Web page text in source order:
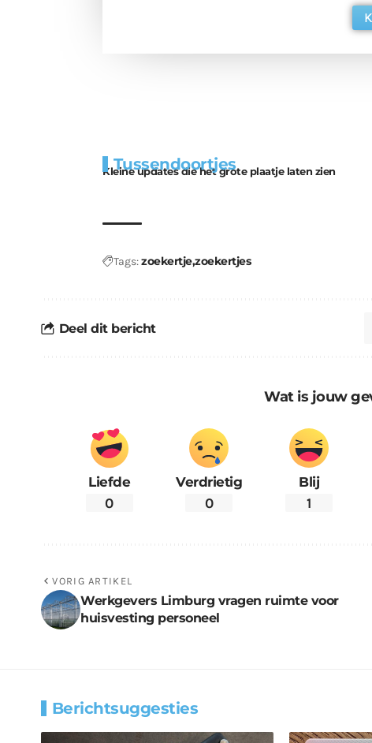
Tussendoortjes
Kleine updates die het grote plaatje laten zien
bouwmateriaal voor
kabouters
uitdaging
Tags:zoekertjezoekertjes
Deel dit bericht
Wat is jouw
Liefde
0
Verdrietig
0
Blij
1
VORIG ARTIKEL
Werkgevers Limburg vragen ruimte voor
huisvesting personeel
Berichtsuggesties